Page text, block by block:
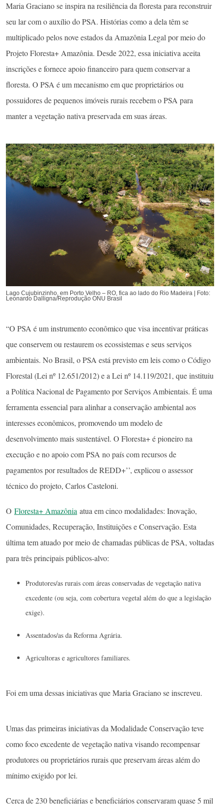
Maria Graciano se inspira na resiliência da floresta para reconstruir
seu lar com o auxílio do PSA. Histórias como a dela têm se
multiplicado pelos nove estados da Amazônia Legal por meio do
Projeto Floresta+ Amazônia. Desde 2022, essa iniciativa aceita
inscrições e fornece apoio financeiro para quem conservar a
floresta. O PSA é um mecanismo em que proprietários ou
possuidores de pequenos imóveis rurais recebem o PSA para
manter a vegetação nativa preservada em suas áreas.
Lago Cujubinzinho, em Porto Velho – RO, fica ao lado do Rio Madeira | Foto:
Leonardo Dalligna/Reprodução ONU Brasil
“O PSA é um instrumento econômico que visa incentivar práticas
que conservem ou restaurem os ecossistemas e seus serviços
ambientais. No Brasil, o PSA está previsto em leis como o Código
Florestal (Lei nº 12.651/2012) e a Lei nº 14.119/2021, que instituiu
a Política Nacional de Pagamento por Serviços Ambientais. É uma
ferramenta essencial para alinhar a conservação ambiental aos
interesses econômicos, promovendo um modelo de
desenvolvimento mais sustentável. O Floresta+ é pioneiro na
execução e no apoio com PSA no país com recursos de
pagamentos por resultados de REDD+’’, explicou o assessor
técnico do projeto, Carlos Casteloni.
O Floresta+ Amazônia atua em cinco modalidades: Inovação,
Comunidades, Recuperação, Instituições e Conservação. Esta
última tem atuado por meio de chamadas públicas de PSA, voltadas
para três principais públicos-alvo:
Produtores/as rurais com áreas conservadas de vegetação nativa
excedente (ou seja, com cobertura vegetal além do que a legislação
exige).
Assentados/as da Reforma Agrária.
Agricultoras e agricultores familiares.
Foi em uma dessas iniciativas que Maria Graciano se inscreveu.
Umas das primeiras iniciativas da Modalidade Conservação teve
como foco excedente de vegetação nativa visando recompensar
produtores ou proprietários rurais que preservam áreas além do
mínimo exigido por lei.
Cerca de 230 beneficiárias e beneficiários conservaram quase 5 mil